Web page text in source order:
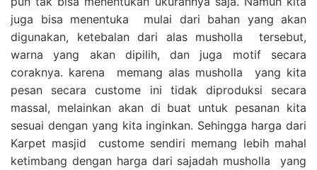
juga bisa menentuka mulai dari bahan yang akan
digunakan, ketebalan dari alas musholla tersebut,
warna yang akan dipilih, dan juga motif secara
coraknya. karena memang alas musholla yang kita
pesan secara custome ini tidak diproduksi secara
massal, melainkan akan di buat untuk pesanan kita
sesuai dengan yang kita inginkan. Sehingga harga dari
Karpet masjid custome sendiri memang lebih mahal
ketimbang dengan harga dari sajadah musholla yang